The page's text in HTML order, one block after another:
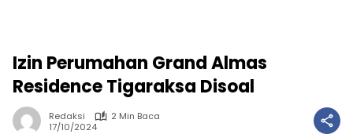
Izin Perumahan Grand Almas
Residence Tigaraksa Disoal
Redaksi
2 Min Baca
17/10/2024